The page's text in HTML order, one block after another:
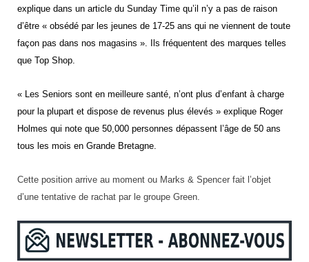
explique dans un article du Sunday Time qu’il n’y a pas de raison
d’être « obsédé par les jeunes de 17-25 ans qui ne viennent de toute
façon pas dans nos magasins ». Ils fréquentent des marques telles
que Top Shop.
« Les Seniors sont en meilleure santé, n’ont plus d’enfant à charge
pour la plupart et dispose de revenus plus élevés » explique Roger
Holmes qui note que 50,000 personnes dépassent l’âge de 50 ans
tous les mois en Grande Bretagne.
Cette position arrive au moment ou Marks & Spencer fait l’objet
d’une tentative de rachat par le groupe Green.